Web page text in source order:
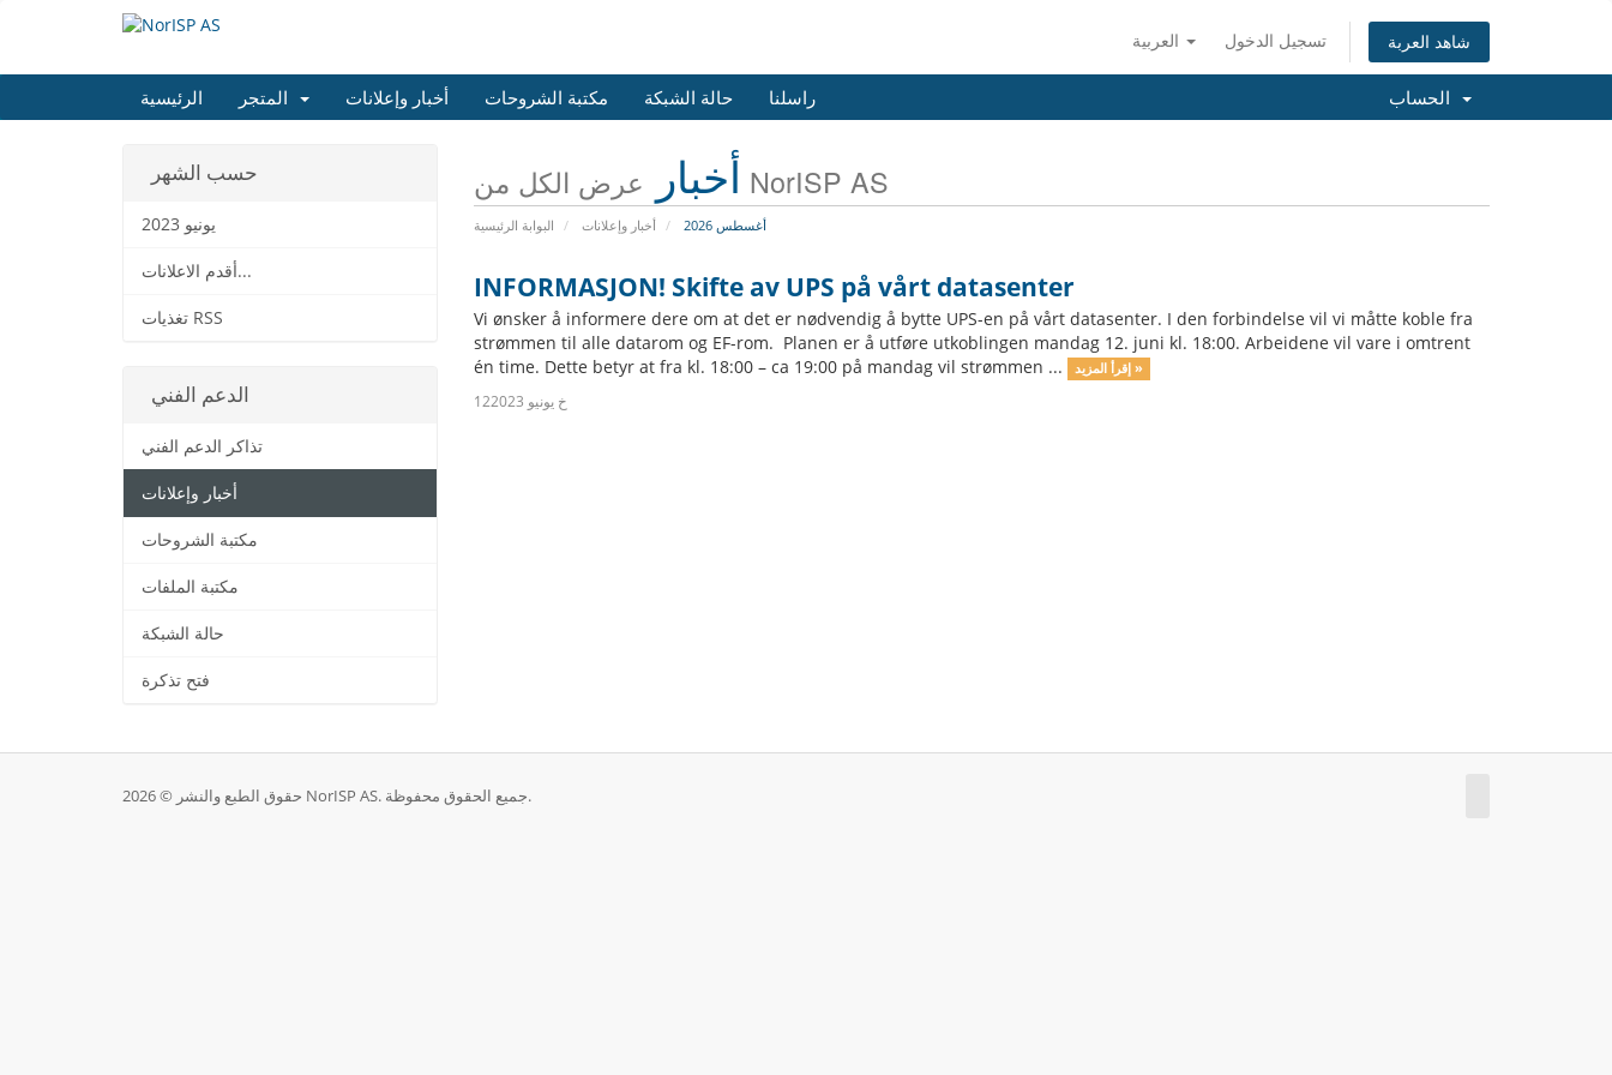
تسجيل الدخول شاهد العربة
الرئيسية أخبار وإعلانات مكتبة الشروحات حالة الشبكة راسلنا
أخبار عرض الكل من NorISP AS
البوابة الرئيسية أخبار وإعلانات أغسطس 2026
حسب الشهر
يونيو 2023
أقدم الاعلانات...
تغذيات RSS
INFORMASJON! Skifte av UPS på vårt datasenter
Vi ønsker å informere dere om at det er nødvendig å bytte UPS-en på vårt datasenter. I den forbindelse vil vi måtte koble fra
strømmen til alle datarom og EF-rom. Planen er å utføre utkoblingen mandag 12. juni kl. 18:00. Arbeidene vil vare i omtrent
én time. Dette betyr at fra kl. 18:00 – ca 19:00 på mandag vil strømmen ...
إقرأ المزيد »
12خ يونيو 2023 الدعم الفني
تذاكر الدعم الفني
أخبار وإعلانات
مكتبة الشروحات
مكتبة الملفات
حالة الشبكة
فتح تذكرة
حقوق الطبع والنشر © 2026 NorISP AS. جميع الحقوق محفوظة.